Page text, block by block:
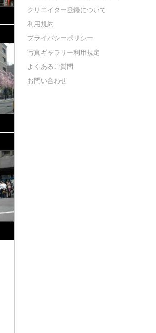
クリエイター登録について
利用規約
プライバシーポリシー
写真ギャラリー利用規定
よくあるご質問
お問い合わせ